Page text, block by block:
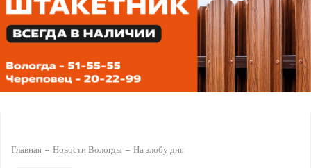
Главная Новости Вологды На злобу дня